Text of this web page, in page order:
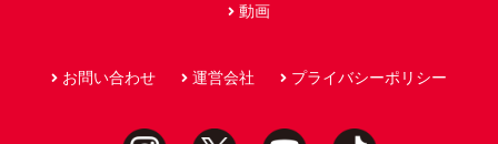
動画
お問い合わせ 運営会社 プライバシーポリシー